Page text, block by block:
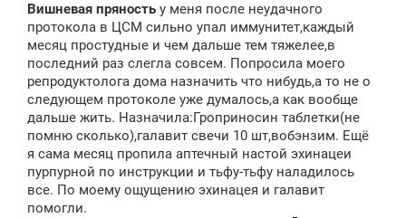
б
щ
е
н
и
Вишневая пряность у меня после неудачного
протокола в ЦСМ сильно упал иммунитет,каждый
месяц простудные и чем дальше тем тяжелее,в
последний раз слегла совсем. Попросила моего
репродуктолога дома назначить что нибудь,а то не о
следующем протоколе уже думалось,а как вообще
дальше жить. Назначила:Гроприносин таблетки(не
помню сколько),галавит свечи 10 шт,вобэнзим. Ещё
я сама месяц пропила аптечный настой эхинацеи
пурпурной по инструкции и тьфу-тьфу наладилось
все. По моему ощущению эхинацея и галавит
помогли.